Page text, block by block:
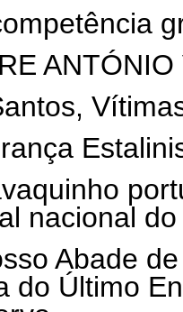
nacional
Abade
do Último